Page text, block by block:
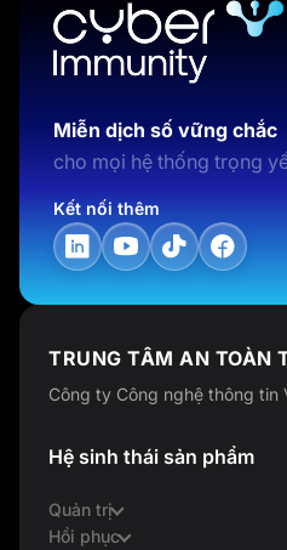
Miễn dịch số vững chắc
cho mọi hệ thống trọng
Kết nối thêm
TRUNG TÂM AN TOÀN
Công ty Công nghệ thông tin
Hệ sinh thái sản phẩm
Quản trị
Hồi phục